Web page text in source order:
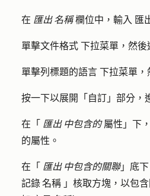
在 匯出 名稱欄位中，輸入 匯
單擊文件格式 下拉菜單，然
單擊列標題的語言 下拉菜單
按一下以展開「 自訂 」部分，
在「 匯出 中包含的 屬性」下，
的屬性。
在「 匯出 中包含的關聯」底下
記錄 名稱 」核取方塊，以包